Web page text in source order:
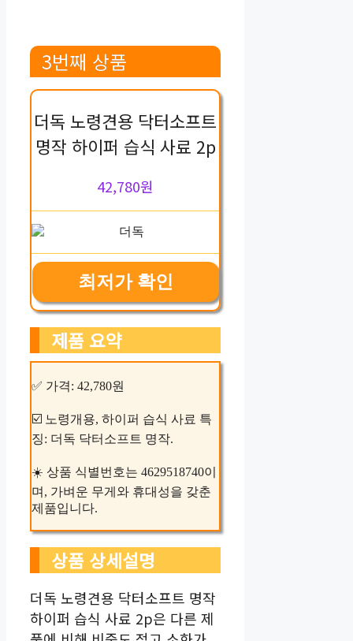
3번째 상품
더독 노령견용 닥터소프트
명작 하이퍼 습식 사료 2p
42,780원
최저가 확인
제품 요약
✅ 가격: 42,780원
☑️ 노령개용, 하이퍼 습식 사료 특
징: 더독 닥터소프트 명작.
☀️ 상품 식별번호는 4629518740이
며, 가벼운 무게와 휴대성을 갖춘
제품입니다.
상품 상세설명
더독 노령견용 닥터소프트 명작
하이퍼 습식 사료 2p은 다른 제